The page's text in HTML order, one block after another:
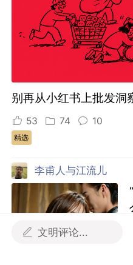
别再从小红书上批发洞
53 74 10
精选
李甫人与江流儿
文明评论...